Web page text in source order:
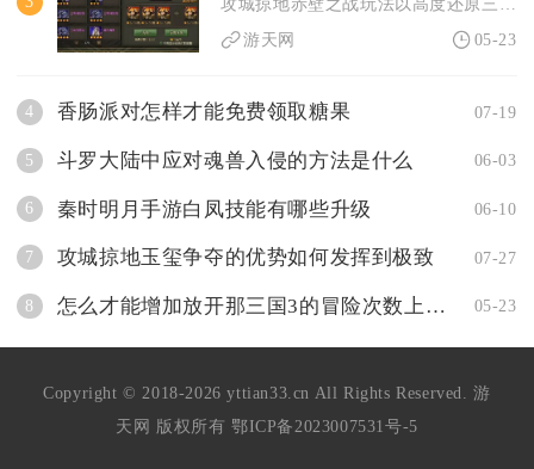
攻城掠地赤壁之战玩法以高度还原三国赤壁古战场与经典战役细节为...
游天网
05-23
4 香肠派对怎样才能免费领取糖果 07-19
5 斗罗大陆中应对魂兽入侵的方法是什么 06-03
6 秦时明月手游白凤技能有哪些升级 06-10
7 攻城掠地玉玺争夺的优势如何发挥到极致 07-27
8 怎么才能增加放开那三国3的冒险次数上限 05-23
Copyright © 2018-2026 yttian33.cn All Rights Reserved. 游
天网 版权所有 鄂ICP备2023007531号-5